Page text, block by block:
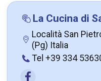
La Cucina di
Località San
(Pg) Italia
Tel +39 334